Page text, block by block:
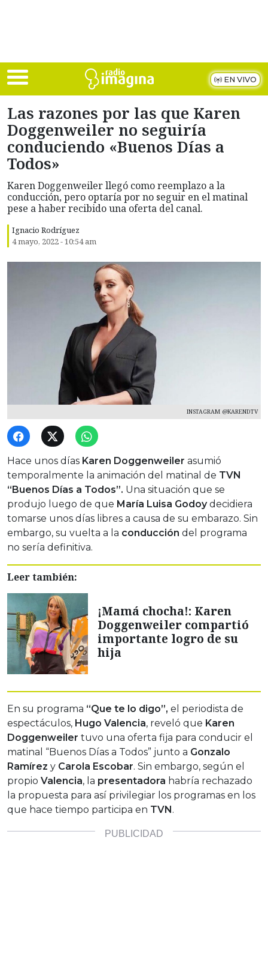
EN VIVO
Las razones por las que Karen
Doggenweiler no seguiría
conduciendo «Buenos Días a
Todos»
Karen Doggenweiler llegó como reemplazo a la
conducción, pero optaría por no seguir en el matinal
pese a haber recibido una oferta del canal.
Ignacio Rodríguez
4 mayo, 2022 - 10:54 am
INSTAGRAM @KARENDTV
Hace unos días Karen Doggenweiler asumió
temporalmente la animación del matinal de TVN
“Buenos Días a Todos”. Una situación que se
produjo luego de que María Luisa Godoydecidiera
tomarse unos días libres a causa de su embarazo. Sin
embargo, su vuelta a la conducción del programa
no sería definitiva.
Leer también:
¡Mamá chocha!: Karen
Doggenweiler compartió
importante logro de su
hija
En su programa “Que te lo digo”, el periodista de
espectáculos, Hugo Valencia, reveló que Karen
Doggenweiler tuvo una oferta fija para conducir el
matinal “Buenos Días a Todos” junto a Gonzalo
Ramírez y Carola Escobar. Sin embargo, según el
propio Valencia, la presentadora habría rechazado
la propuesta para así privilegiar los programas en los
que hace tiempo participa en TVN .